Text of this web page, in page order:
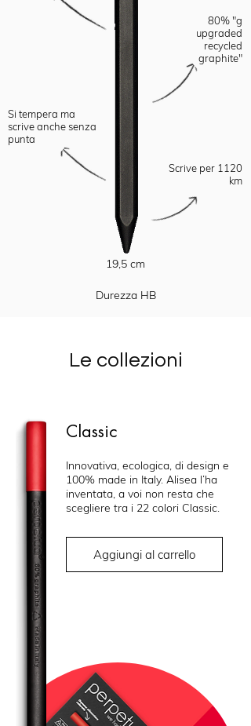
Si tempera ma
scriveanche senza
punta
80% "g
upgraded
recycled
graphite"
Scrive per 1120
km
19,5 cm
Durezza HB
Le collezioni
Aggiungi al carrello
Classic
Innovativa, ecologica, di design e
100% made in Italy. Alisea l’ha
inventata, a voi non resta che
scegliere tra i 22 colori Classic.